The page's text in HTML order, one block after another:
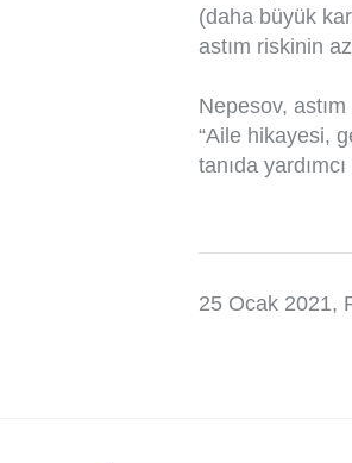
(daha büyük
astım riskinin
Nepesov,
“Aile hikayesi,
tanıda
25 Ocak 2021,